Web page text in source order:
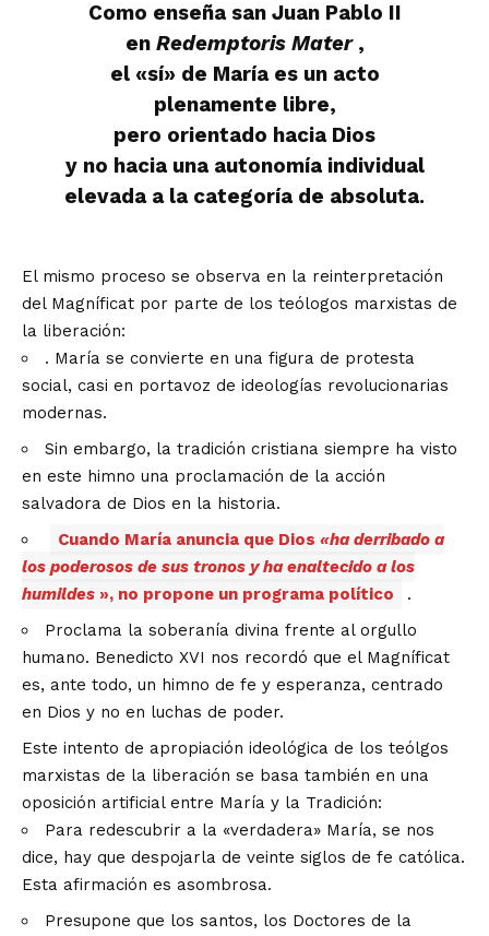
Como enseña san Juan Pablo II
en Redemptoris Mater,
el «sí» de María es un acto
plenamente libre,
pero orientado hacia Dios
y no hacia una autonomía individual
elevada a la categoría de absoluta.
El mismo proceso se observa en la reinterpretación
del Magníficat por parte de los teólogos marxistas de
la liberación:
. María se convierte en una figura de protesta
social, casi en portavoz de ideologías revolucionarias
modernas.
Sin embargo, la tradición cristiana siempre ha visto
en este himno una proclamación de la acción
salvadora de Dios en la historia.
Cuando María anuncia que Dios «ha derribado a
los poderosos de sus tronos y ha enaltecido a los
humildes », no propone un programa político
.
Proclama la soberanía divina frente al orgullo
humano. Benedicto XVI nos recordó que el Magníficat
es, ante todo, un himno de fe y esperanza, centrado
en Dios y no en luchas de poder.
Este intento de apropiación ideológica de los teólgos
marxistas de la liberación se basa también en una
oposición artificial entre María y la Tradición:
Para redescubrir a la «verdadera» María, se nos
dice, hay que despojarla de veinte siglos de fe católica.
Esta afirmación es asombrosa.
Presupone que los santos, los Doctores de la